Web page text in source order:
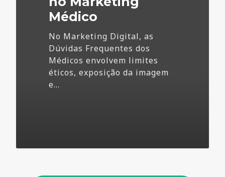
Médico
No Marketing Digital, as
Dúvidas Frequentes dos
Médicos envolvem limites
éticos, exposição da imagem
e…